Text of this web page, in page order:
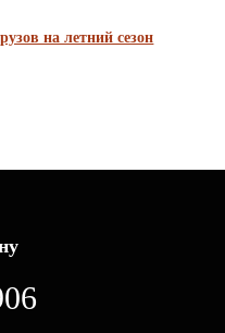
на летний сезон